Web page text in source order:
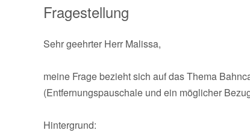
Fragestellung
Sehr geehrter Herr Malissa,
meine Frage bezieht sich auf das Thema
(Entfernungspauschale und ein möglicher
Hintergrund: